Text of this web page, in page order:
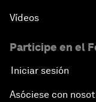
Vídeos
Participe en el
Iniciar sesión
Asóciese con